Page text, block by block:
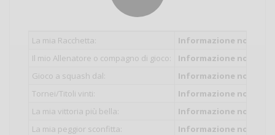
La mia Racchetta:
Informazione non
Il mio Allenatore o compagno di gioco:
Informazione non
Gioco a squash dal:
Informazione non
Tornei/Titoli vinti:
Informazione non
La mia vittoria più bella:
Informazione non
La mia peggior sconfitta:
Informazione non